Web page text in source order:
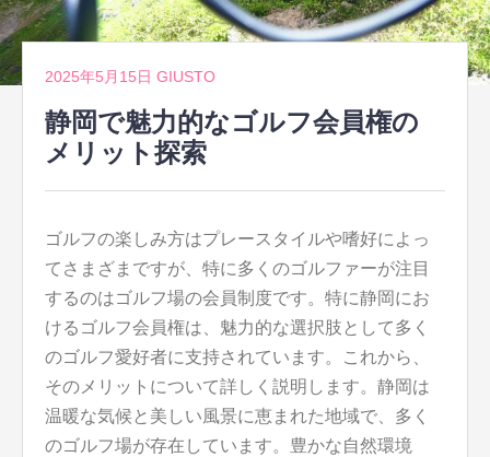
2025年5月15日 GIUSTO
静岡で魅力的なゴルフ会員権の
メリット探索
ゴルフの楽しみ方はプレースタイルや嗜好によっ
てさまざまですが、特に多くのゴルファーが注目
するのはゴルフ場の会員制度です。 特に静岡にお
けるゴルフ会員権は、魅力的な選択肢として多く
のゴルフ愛好者に支持されています。これから、
そのメリットについて詳しく説明します。静岡は
温暖な気候と美しい風景に恵まれた地域で、多く
のゴルフ場が存在しています。豊かな自然環境